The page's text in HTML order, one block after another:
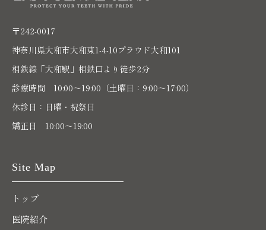
〒242-0017
神奈川県大和市大和東1-4-10プラウド大和101
相鉄線「大和駅」相鉄口より徒歩2分
診療時間 10:00〜19:00（土曜日：9:00～17:00）
休診日：日曜・祝祭日
矯正日 10:00～19:00
Site Map
トップ
医院紹介